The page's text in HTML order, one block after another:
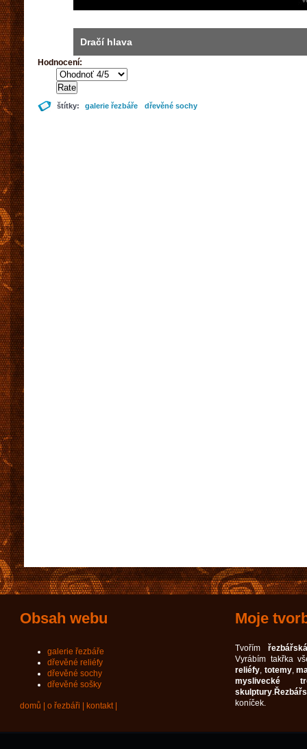
Dračí hlava
Hodnocení:
štítky: galerie řezbáře dřevěné sochy
Obsah webu
galerie řezbáře
dřevěné reliéfy
dřevěné sochy
dřevěné sošky
domů o řezbáři kontakt|
Moje
Tvořím
Vyrábím takřka
reliéfy, totemy,
myslivecké
skulptury.
koníček.